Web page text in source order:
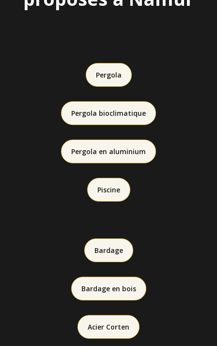
Pergola
Pergola bioclimatique
Pergola en aluminium
Piscine
Bardage
Bardage en bois
Acier Corten